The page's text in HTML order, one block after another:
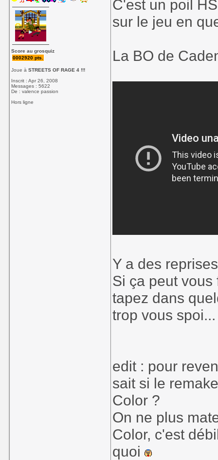
Score au grosquiz
0002920 pts.
Joue àSTREETS OF RAGE 4 !!!
Inscrit : Apr 26, 2008
Messages : 5622
De : valence passion
Hors ligne
C'est un poil
sur le jeu en
La BO de
Y a des
Si ça peut
tapez dans
trop vous
edit : pour
sait si le
Color ?
On ne plus
Color, c'est
quoi